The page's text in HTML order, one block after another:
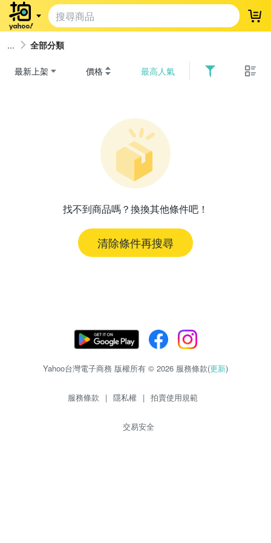
登
全部分類
最新上架 價格 最高人氣
找不到商品嗎？換換其他條件吧！
清除條件再搜尋
Yahoo台灣電子商務 版權所有 © 2026 服務條款(更新)
服務條款 | 隱私權 | 拍賣使用規範
交易安全